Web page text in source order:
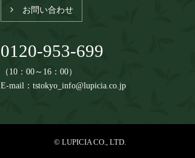
お問い合わせ
0120-953-699
（10：00～16：00）
E-mail：tstokyo_info@lupicia.co.jp
© LUPICIA CO., LTD.